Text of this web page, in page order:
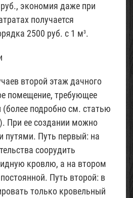
экономия даже при
получается
2500 руб. с 1 м3.
второй этаж дачного
помещение, требующее
(более подробно см. статью
При ее создании можно
путями. Путь первый: на
соорудить
кровлю, а на втором
Путь второй: в
только кровельный